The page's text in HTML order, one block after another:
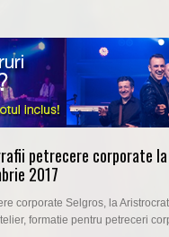
petrecere corporate
2017
corporate Selgros, la
formatie pentru petreceri